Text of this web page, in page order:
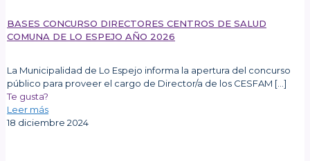
BASES CONCURSO DIRECTORES CENTROS DE SALUD
COMUNA DE LO ESPEJO AÑO 2026
La Municipalidad de Lo Espejo informa la apertura del concurso
público para proveer el cargo de Director/a de los CESFAM […]
Te gusta?
Leer más
18 diciembre 2024